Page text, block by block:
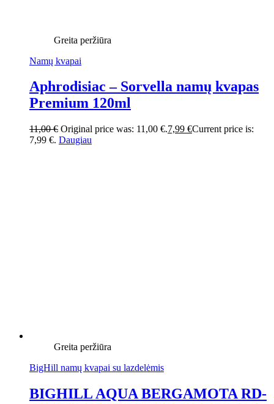
Greita peržiūra
Namų kvapai
Aphrodisiac – Sorvella namų kvapas
Premium 120ml
11,00€ Original price was: 11,00 €.7,99 €Current price is:
7,99 €. Daugiau
Greita peržiūra
BigHill namų kvapai su lazdelėmis
BIGHILL AQUA BERGAMOTA RD-